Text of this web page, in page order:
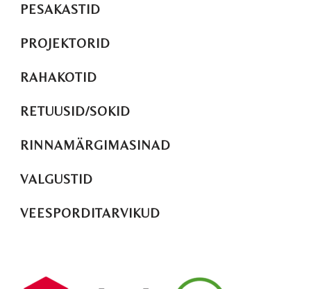
PESAKASTID
PROJEKTORID
RAHAKOTID
RETUUSID/SOKID
RINNAMÄRGIMASINAD
VALGUSTID
VEESPORDITARVIKUD